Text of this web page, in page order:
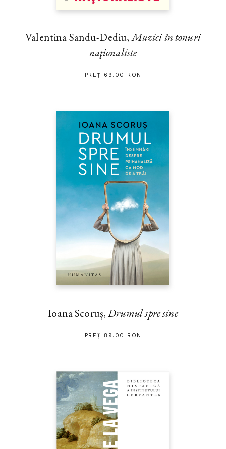
Valentina Sandu-Dediu,Muzici în tonuri
naţionaliste
PREȚ 69.00 RON
Ioana Scoruș,Drumul spre sine
PREȚ 89.00 RON